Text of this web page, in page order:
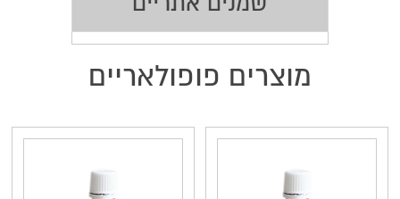
מוצרים פופולאריים